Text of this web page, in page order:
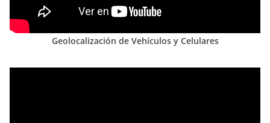
Geolocalización de Vehículos y Celulares